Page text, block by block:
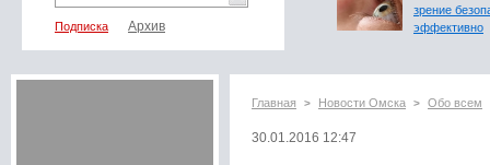
Подписка
зрение
эффективно
Главная > Новости Омска > Обо всем
30.01.2016 12:47